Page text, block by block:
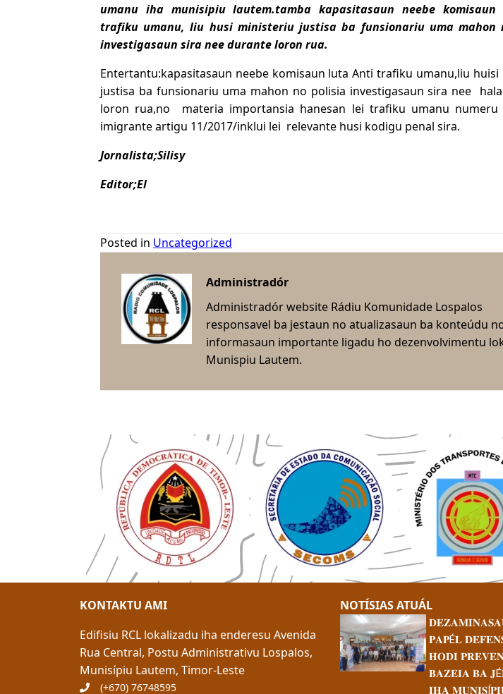
umanu iha munisipiu lautem.tamba kapasitasaun neebe
trafiku umanu, liu husi ministeriu justisa ba funsionariu uma mahon
investigasaun sira nee durante loron rua.
Entertantu:kapasitasaun neebe komisaun luta Anti trafiku umanu,liu
justisa ba funsionariu uma mahon no polisia investigasaun sira nee
loron rua,no materia importansia hanesan lei trafiku umanu numeru
imigrante artigu 11/2017/inklui lei relevante husi kodigu penal sira.
Jornalista;Silisy
Editor;El
Posted in Uncategorized
Administradór
Administradór website Rádiu Komunidade Lospalos
responsavel ba jestaun no atualizasaun ba konteúdu
informasaun importante ligadu ho dezenvolvimentu
Munispiu Lautem.
KONTAKTU AMI
Edifisiu RCL lokalizadu iha enderesu Avenida
Rua Central, Postu Administrativu Lospalos,
Munisípiu Lautem, Timor-Leste
(+670) 76748595
NOTÍSIAS ATUÁL
𝐏𝐀𝐏É𝐋
𝐇𝐎𝐃𝐈
𝐁𝐀𝐙𝐄𝐈𝐀 𝐁𝐀
𝐈𝐇𝐀